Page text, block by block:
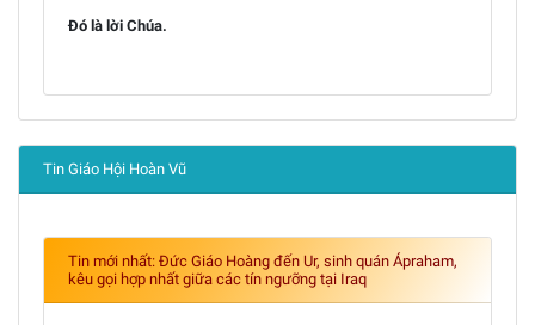
Ðó là lời Chúa.
Tin Giáo Hội Hoàn Vũ
Tin mới nhất: Đức Giáo Hoàng đến Ur, sinh quán Ápraham,
kêu gọi hợp nhất giữa các tín ngưỡng tại Iraq